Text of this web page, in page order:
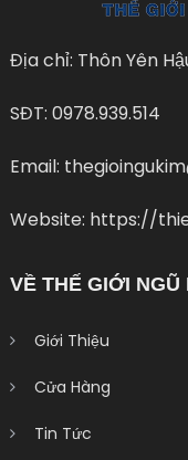
Địa chỉ: Thôn Yên
SĐT: 0978.939.514
Email:
Website: https://
VỀ THẾ GIỚI NGŨ
Giới Thiệu
Cửa Hàng
Tin Tức